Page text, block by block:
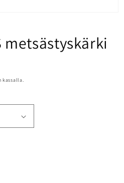
metsästyskärki
kassalla.